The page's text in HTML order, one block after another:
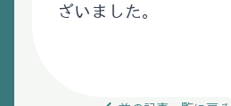
ざいました。